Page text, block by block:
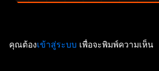
คุณต้องเข้าสู่ระบบ เพื่อจะพิมพ์ความเห็น